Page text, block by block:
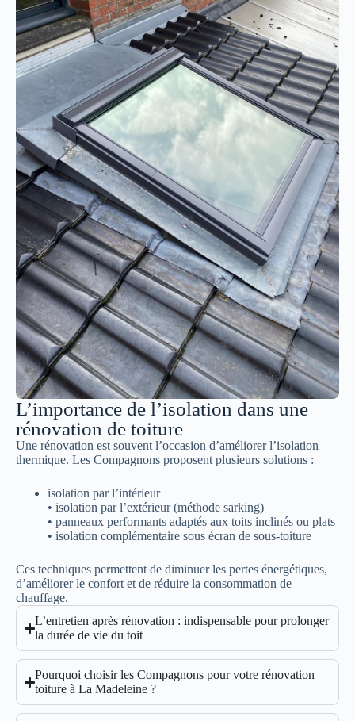
L’importance de l’isolation dans une
rénovation de toiture
Une rénovation est souvent l’occasion d’améliorer l’isolation
thermique. Les Compagnons proposent plusieurs solutions :
isolation par l’intérieur
• isolation par l’extérieur (méthode sarking)
• panneaux performants adaptés aux toits inclinés ou plats
• isolation complémentaire sous écran de sous-toiture
Ces techniques permettent de diminuer les pertes énergétiques,
d’améliorer le confort et de réduire la consommation de
chauffage.
L’entretien après rénovation : indispensable pour prolonger
la durée de vie du toit
Pourquoi choisir les Compagnons pour votre rénovation
toiture à La Madeleine ?